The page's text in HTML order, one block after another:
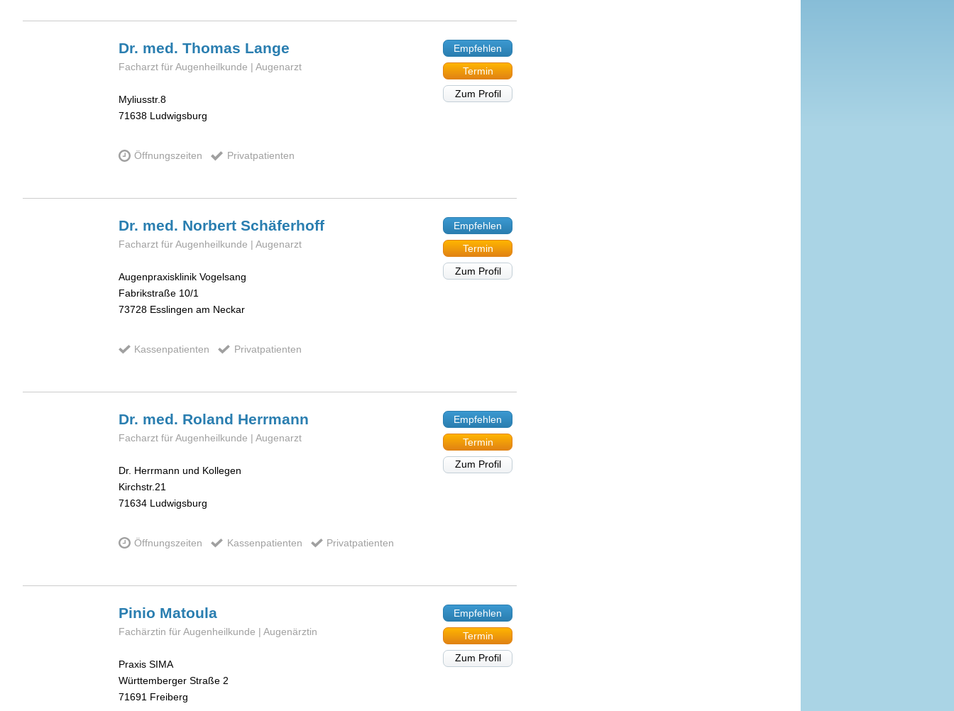
Dr. med. Thomas Lange
Facharzt für Augenheilkunde | Augenarzt
Myliusstr.8
71638 Ludwigsburg
Öffnungszeiten Privatpatienten
Empfehlen
Termin
Zum Profil
Dr. med. Norbert Schäferhoff
Facharzt für Augenheilkunde | Augenarzt
Augenpraxisklinik Vogelsang
Fabrikstraße 10/1
73728 Esslingen am Neckar
Kassenpatienten Privatpatienten
Empfehlen
Termin
Zum Profil
Dr. med. Roland Herrmann
Facharzt für Augenheilkunde | Augenarzt
Dr. Herrmann und Kollegen
Kirchstr.21
71634 Ludwigsburg
Öffnungszeiten Kassenpatienten Privatpatienten
Empfehlen
Termin
Zum Profil
Pinio Matoula
Fachärztin für Augenheilkunde | Augenärztin
Praxis SIMA
Württemberger Straße 2
71691 Freiberg
Empfehlen
Termin
Zum Profil